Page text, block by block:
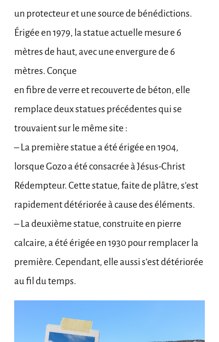
un protecteur et une source de bénédictions.
Érigée en 1979, la statue actuelle mesure 6
mètres de haut, avec une envergure de 6
mètres. Conçue
en fibre de verre et recouverte de béton, elle
remplace deux statues précédentes qui se
trouvaient sur le même site :
– La première statue a été érigée en 1904,
lorsque Gozo a été consacrée à Jésus-Christ
Rédempteur. Cette statue, faite de plâtre, s’est
rapidement détériorée à cause des éléments.
– La deuxième statue, construite en pierre
calcaire, a été érigée en 1930 pour remplacer la
première. Cependant, elle aussi s’est détériorée
au fil du temps.